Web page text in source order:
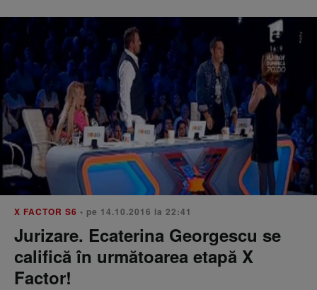
X FACTOR S6 • pe 14.10.2016 la 22:41
Jurizare. Ecaterina Georgescu se
califică în următoarea etapă X
Factor!